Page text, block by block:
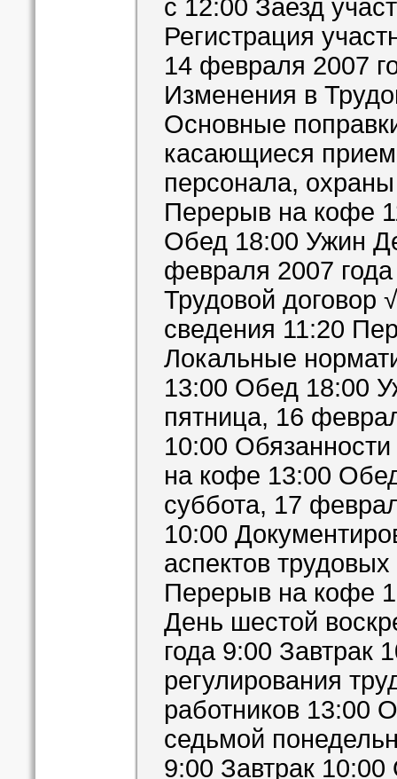
c 12:00 Заезд
Регистрация
14 февраля 2007
Изменения в
Основные
касающиеся
персонала,
Перерыв на кофе
Обед 18:00 Ужин
февраля 2007
Трудовой договор
сведения 11:20
Локальные
13:00 Обед 18:00
пятница, 16
10:00
на кофе 13:00
суббота, 17
10:00
аспектов
Перерыв на кофе
День шестой
года 9:00 Завтрак
регулирования
работников 13:00
седьмой
9:00 Завтрак 10:00